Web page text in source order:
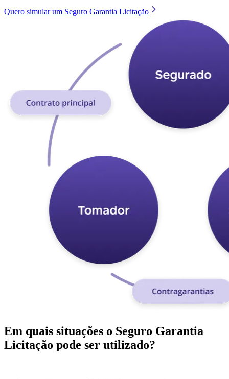
Quero simular um Seguro Garantia Licitação
Em quais situações o Seguro Garantia
Licitação pode ser utilizado?